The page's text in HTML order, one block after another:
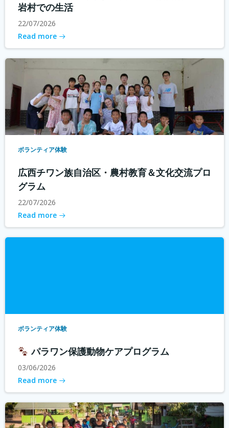
岩村での生活
22/07/2026
Read more
ボランティア体験
広西チワン族自治区・農村教育＆文化交流プロ
グラム
22/07/2026
Read more
ボランティア体験
パラワン保護動物ケアプログラム
03/06/2026
Read more